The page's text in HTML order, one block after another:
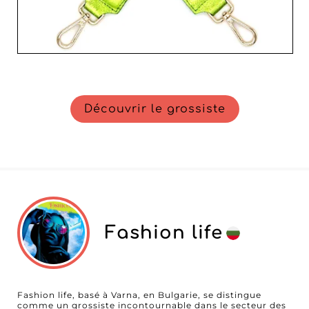
Découvrir le grossiste
Fashion life
Fashion life, basé à Varna, en Bulgarie, se distingue
comme un grossiste incontournable dans le secteur des